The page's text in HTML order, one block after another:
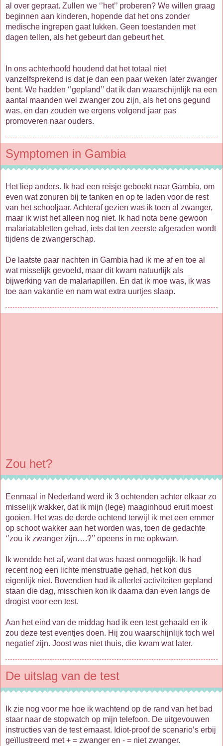
al over gepraat. Zullen we ‘’het’’ proberen? We willen graag
beginnen aan kinderen, hopende dat het ons zonder
medische ingrepen gaat lukken. Geen toestanden met
dagen tellen, als het gebeurt dan gebeurt het.
In ons achterhoofd houdend dat het totaal niet
vanzelfsprekend is dat je dan een paar weken later zwanger
bent. We hadden ‘’gepland’’ dat ik dan waarschijnlijk na een
aantal maanden wel zwanger zou zijn, als het ons gegund
was, en dan zouden we ergens volgend jaar pas
promoveren naar ouders.
Symptomen in Gambia
Het liep anders. Ik had een reisje geboekt naar Gambia, om
even wat zonuren bij te tanken en op te laden voor de rest
van het schooljaar. Achteraf gezien was ik toen al zwanger,
maar ik wist het alleen nog niet. Ik had nota bene gewoon
malariatabletten gehad, iets dat ten zeerste afgeraden wordt
tijdens de zwangerschap.
De laatste paar nachten in Gambia had ik me af en toe al
wat misselijk gevoeld, maar dit kwam natuurlijk als
bijwerking van de malariapillen. En dat ik moe was, ik was
toe aan vakantie en nam wat extra uurtjes slaap.
Zou het?
Eenmaal in Nederland werd ik 3 ochtenden achter elkaar zo
misselijk wakker, dat ik mijn (lege) maaginhoud eruit moest
gooien. Het was de derde ochtend terwijl ik met een emmer
op schoot wakker aan het worden was, toen de gedachte
‘’zou ik zwanger zijn….?’’ opeens in me opkwam.
Ik wendde het af, want dat was haast onmogelijk. Ik had
recent nog een lichte menstruatie gehad, het kon dus
eigenlijk niet. Bovendien had ik allerlei activiteiten gepland
staan die dag, misschien kon ik daarna dan even langs de
drogist voor een test.
Aan het eind van de middag had ik een test gehaald en ik
zou deze test eventjes doen. Hij zou waarschijnlijk toch wel
negatief zijn. Joost was niet thuis, die kwam wat later.
De uitslag van de test
Ik zie nog voor me hoe ik wachtend op de rand van het bad
staar naar de stopwatch op mijn telefoon. De uitgevouwen
instructies van de test ernaast. Idiot-proof de scenario’s erbij
geïllustreerd met + = zwanger en - = niet zwanger.